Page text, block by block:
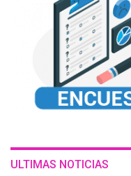
ULTIMAS NOTICIAS